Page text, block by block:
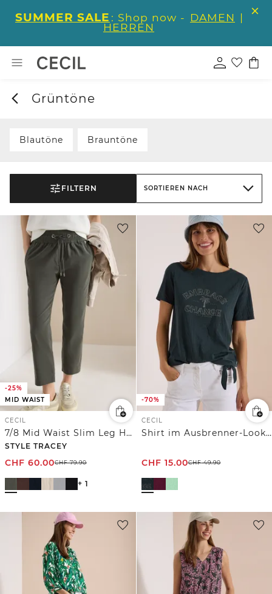
SUMMER SALE : Shop now - DAMEN |
HERREN
Grüntöne
Blautöne Brauntöne
FILTERN SORTIEREN NACH
-25%
MID WAIST
CECIL
7/8 Mid Waist Slim Leg Hose im Casual Fit
STYLE TRACEY
CHF 60.00CHF79.90
+ 1
-70%
CECIL
Shirt im Ausbrenner-Look mit Wording
CHF 15.00CHF49.90